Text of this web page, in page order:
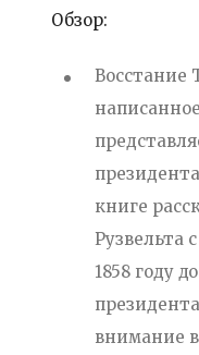
Обзор:
Восстание
книге
Рузвельта
1858 году
внимание в